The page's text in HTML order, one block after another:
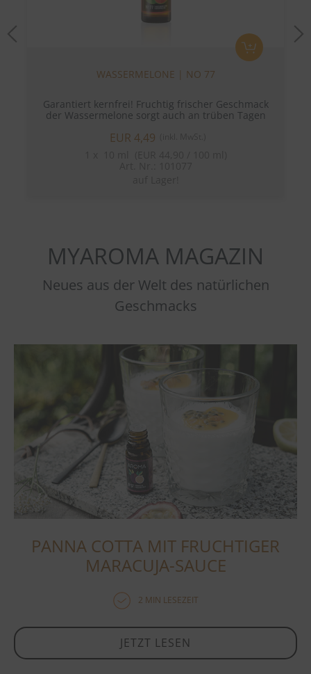
WASSERMELONE | NO 77
Garantiert kernfrei! Fruchtig frischer Geschmack
der Wassermelone sorgt auch an trüben Tagen
EUR 4,49
MYAROMA MAGAZIN
Neues aus der Welt des natürlichen
Geschmacks
PANNA COTTA MIT FRUCHTIGER
MARACUJA-SAUCE
2 MIN LESEZEIT
JETZT LESEN